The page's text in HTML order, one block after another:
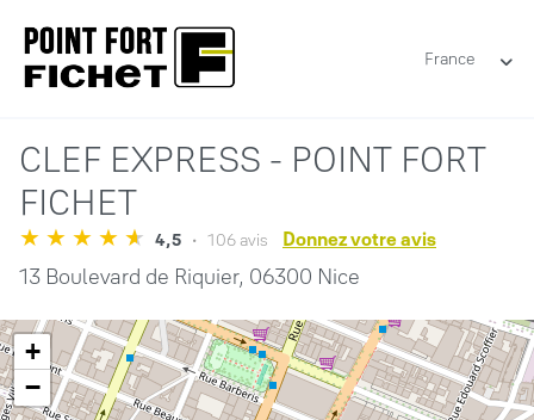
France
CLEF EXPRESS - POINT FORT
FICHET
4,5 106 avis Donnez votre avis
13 Boulevard de Riquier, 06300 Nice
+
−